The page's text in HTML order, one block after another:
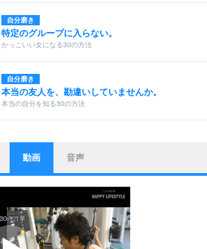
自分磨き
特定のグループに入らない。
かっこいい女になる30の方法
自分磨き
本当の友人を、勘違いしていませんか。
本当の自分を知る30の方法
ストレス対策
他人と比べない。
いっそのこと、他人を見ない。
いらいらしない人になる30の方法
プラス思考
ポジティブになれない原因は、行動しないから。
動画 音声